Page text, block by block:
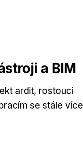
a BIM
ardit, rostoucí
se stále více